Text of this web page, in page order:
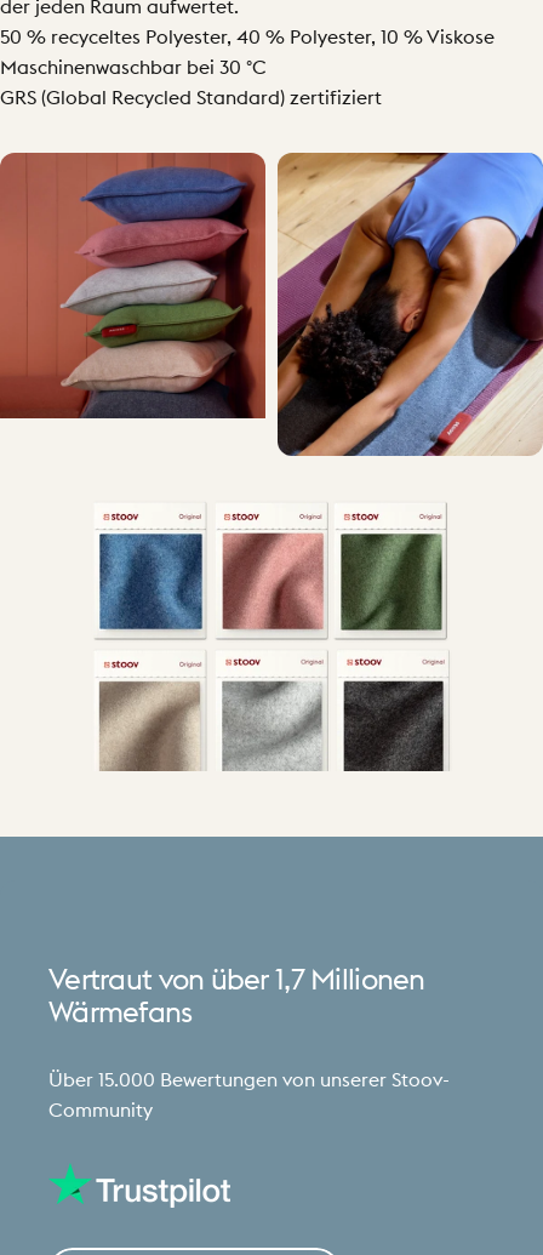
der jeden Raum aufwertet.
50 % recyceltes Polyester, 40 % Polyester, 10 % Viskose
Maschinenwaschbar bei 30 °C
GRS (Global Recycled Standard) zertifiziert
Vertraut von über 1,7 Millionen
Wärmefans
Über 15.000 Bewertungen von unserer Stoov-
Community